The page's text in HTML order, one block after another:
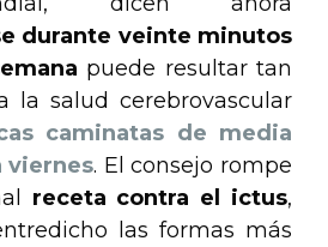
durante veinte minutos
puede resultar tan
la salud cerebrovascular
caminatas de media
viernes. El consejo rompe
receta contra el ictus,
las formas más